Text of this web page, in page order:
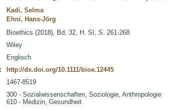
Kadi, Selma
Ehni, Hans-Jörg
Bioethics (2018), Bd. 32, H. SI, S. 261-268
Wiley
Englisch
http://dx.doi.org/10.1111/bioe.12445
1467-8519
300 - Sozialwissenschaften, Soziologie, Anthropologie
610 - Medizin, Gesundheit